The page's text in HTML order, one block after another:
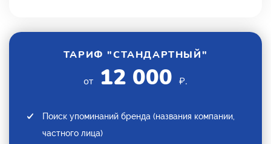
ТАРИФ "СТАНДАРТНЫЙ"
от 12 000 ₽.
Поиск упоминаний бренда (названия компании,
частного лица)